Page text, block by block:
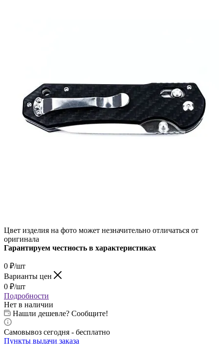
Цвет изделия на фото может незначительно отличаться от
оригинала
Гарантируем честность в характеристиках
0 ₽/шт
Варианты цен
0 ₽/шт
Подробности
Нет в наличии
Нашли дешевле? Сообщите!
Самовывоз сегодня - бесплатно
Пункты выдачи заказа